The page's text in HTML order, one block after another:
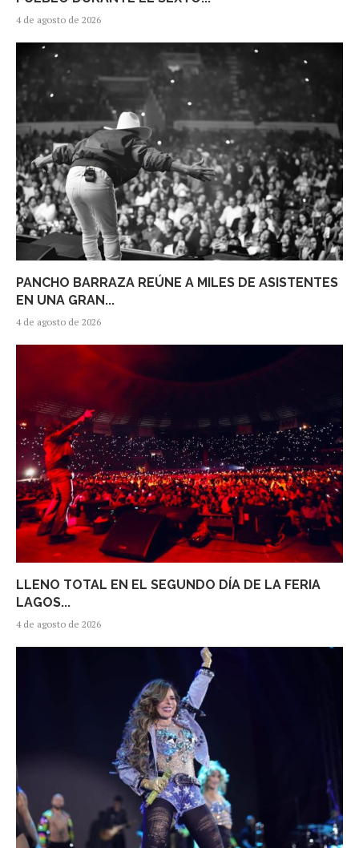
4 de agosto de 2026
PANCHO BARRAZA REÚNE A MILES DE ASISTENTES
EN UNA GRAN...
4 de agosto de 2026
LLENO TOTAL EN EL SEGUNDO DÍA DE LA FERIA
LAGOS...
4 de agosto de 2026